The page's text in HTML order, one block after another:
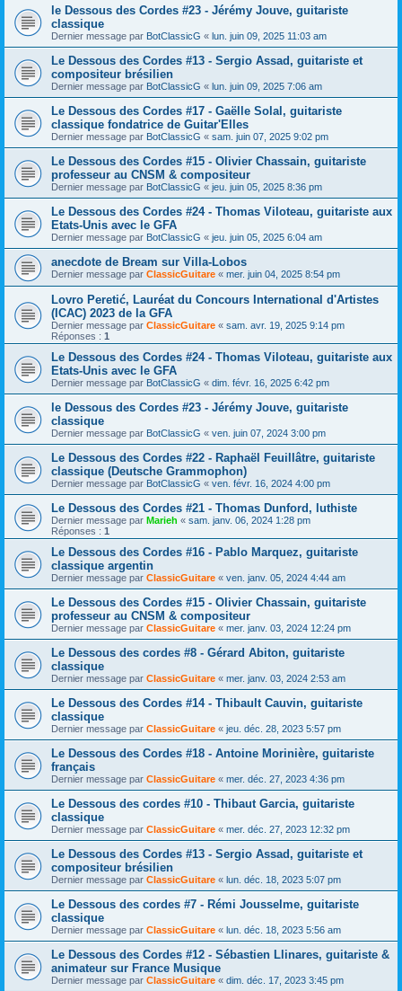
le Dessous des Cordes #23 - Jérémy Jouve, guitariste
classique
Dernier message par BotClassicG « lun. juin 09, 2025 11:03 am
Le Dessous des Cordes #13 - Sergio Assad, guitariste et
compositeur brésilien
Dernier message par BotClassicG « lun. juin 09, 2025 7:06 am
Le Dessous des Cordes #17 - Gaëlle Solal, guitariste
classique fondatrice de Guitar'Elles
Dernier message par BotClassicG « sam. juin 07, 2025 9:02 pm
Le Dessous des Cordes #15 - Olivier Chassain, guitariste
professeur au CNSM & compositeur
Dernier message par BotClassicG « jeu. juin 05, 2025 8:36 pm
Le Dessous des Cordes #24 - Thomas Viloteau, guitariste aux
Etats-Unis avec le GFA
Dernier message par BotClassicG « jeu. juin 05, 2025 6:04 am
anecdote de Bream sur Villa-Lobos
Dernier message par ClassicGuitare « mer. juin 04, 2025 8:54 pm
Lovro Peretić, Lauréat du Concours International d'Artistes
(ICAC) 2023 de la GFA
Dernier message par ClassicGuitare « sam. avr. 19, 2025 9:14 pm
Réponses : 1
Le Dessous des Cordes #24 - Thomas Viloteau, guitariste aux
Etats-Unis avec le GFA
Dernier message par BotClassicG « dim. févr. 16, 2025 6:42 pm
le Dessous des Cordes #23 - Jérémy Jouve, guitariste
classique
Dernier message par BotClassicG « ven. juin 07, 2024 3:00 pm
Le Dessous des Cordes #22 - Raphaël Feuillâtre, guitariste
classique (Deutsche Grammophon)
Dernier message par BotClassicG « ven. févr. 16, 2024 4:00 pm
Le Dessous des Cordes #21 - Thomas Dunford, luthiste
Dernier message par Marieh « sam. janv. 06, 2024 1:28 pm
Réponses : 1
Le Dessous des Cordes #16 - Pablo Marquez, guitariste
classique argentin
Dernier message par ClassicGuitare « ven. janv. 05, 2024 4:44 am
Le Dessous des Cordes #15 - Olivier Chassain, guitariste
professeur au CNSM & compositeur
Dernier message par ClassicGuitare « mer. janv. 03, 2024 12:24 pm
Le Dessous des cordes #8 - Gérard Abiton, guitariste
classique
Dernier message par ClassicGuitare « mer. janv. 03, 2024 2:53 am
Le Dessous des Cordes #14 - Thibault Cauvin, guitariste
classique
Dernier message par ClassicGuitare « jeu. déc. 28, 2023 5:57 pm
Le Dessous des Cordes #18 - Antoine Morinière, guitariste
français
Dernier message par ClassicGuitare « mer. déc. 27, 2023 4:36 pm
Le Dessous des cordes #10 - Thibaut Garcia, guitariste
classique
Dernier message par ClassicGuitare « mer. déc. 27, 2023 12:32 pm
Le Dessous des Cordes #13 - Sergio Assad, guitariste et
compositeur brésilien
Dernier message par ClassicGuitare « lun. déc. 18, 2023 5:07 pm
Le Dessous des cordes #7 - Rémi Jousselme, guitariste
classique
Dernier message par ClassicGuitare « lun. déc. 18, 2023 5:56 am
Le Dessous des Cordes #12 - Sébastien Llinares, guitariste &
animateur sur France Musique
Dernier message par ClassicGuitare « dim. déc. 17, 2023 3:45 pm